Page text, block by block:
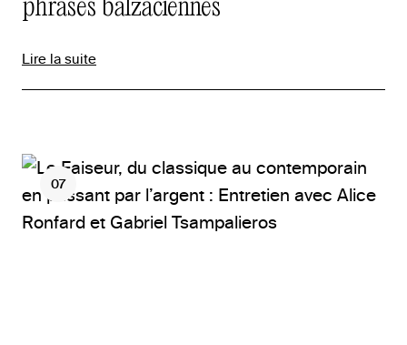
phrases balzaciennes
Lire la suite
07